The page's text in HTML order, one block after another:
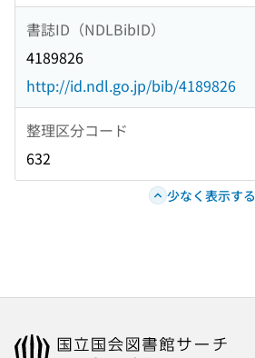
書誌ID（NDLBibID）
4189826
http://id.ndl.go.jp/bib/4189826
整理区分コード
632
少なく表示する